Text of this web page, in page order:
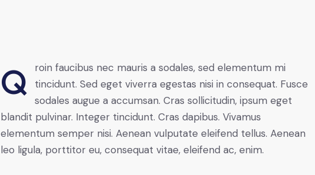
Qroin faucibus nec mauris a sodales, sed elementum mi
tincidunt. Sed eget viverra egestas nisi in consequat. Fusce
sodales augue a accumsan. Cras sollicitudin, ipsum eget
blandit pulvinar. Integer tincidunt. Cras dapibus. Vivamus
elementum semper nisi. Aenean vulputate eleifend tellus. Aenean
leo ligula, porttitor eu, consequat vitae, eleifend ac, enim.